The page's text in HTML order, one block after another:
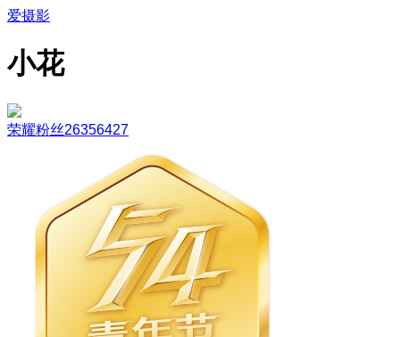
爱摄影
小花
荣耀粉丝26356427